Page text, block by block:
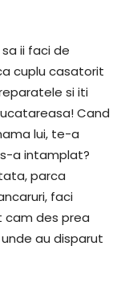
ii faci de
cuplu casatorit
si iti
Cand
lui, te-a
a intamplat?
parca
faci
cam des prea
au disparut